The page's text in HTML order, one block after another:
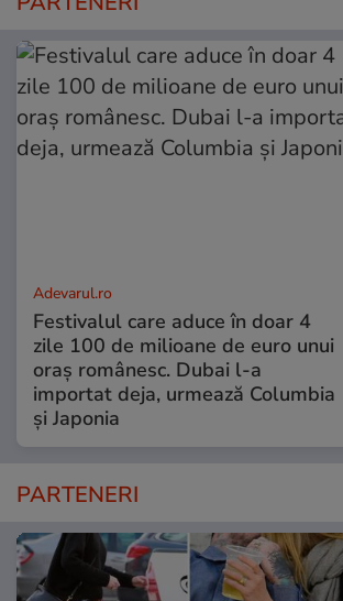
Adevarul.ro
Festivalul care aduce în doar 4
zile 100 de milioane de euro unui
oraș românesc. Dubai l-a
importat deja, urmează Columbia
și Japonia
PARTENERI